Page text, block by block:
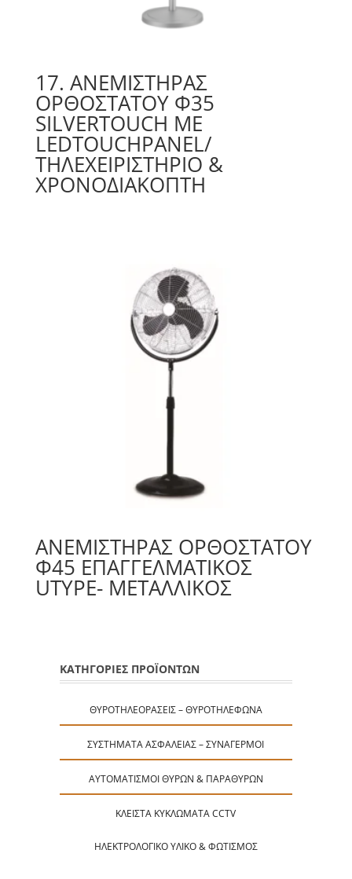
17. ΑΝΕΜΙΣΤΉΡΑΣ
ΟΡΘΟΣΤΑΤΟΥ Φ35
SILVERTOUCH ΜΕ
LEDTOUCHPANEL/
ΤΗΛΕΧΕΙΡΙΣΤΉΡΙΟ &
ΧΡΟΝΟΔΙΑΚΌΠΤΗ
ΑΝΕΜΙΣΤΉΡΑΣ ΟΡΘΟΣΤΑΤΟΥ
Φ45 ΕΠΑΓΓΕΛΜΑΤΙΚΟΣ
UTYPE- ΜΕΤΑΛΛΙΚΟΣ
ΚΑΤΗΓΟΡΙΕΣ ΠΡΟΪΟΝΤΩΝ
ΘΥΡΟΤΗΛΕΟΡΆΣΕΙΣ – ΘΥΡΟΤΗΛΈΦΩΝΑ
ΣΥΣΤΉΜΑΤΑ ΑΣΦΑΛΕΊΑΣ – ΣΥΝΑΓΕΡΜΟΊ
ΑΥΤΟΜΑΤΙΣΜΟΊ ΘΥΡΏΝ & ΠΑΡΑΘΎΡΩΝ
ΚΛΕΙΣΤΆ ΚΥΚΛΏΜΑΤΑ CCTV
ΗΛΕΚΤΡΟΛΟΓΙΚΌ ΥΛΙΚΌ & ΦΩΤΙΣΜΌΣ